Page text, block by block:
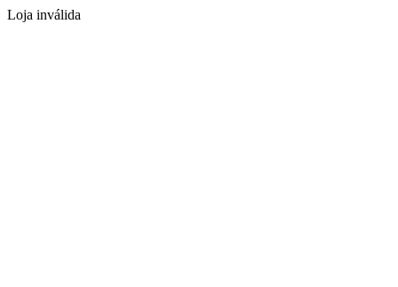
Loja inválida